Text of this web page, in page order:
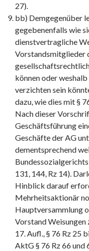
27).
bb) Demgegenüber
gegebenenfalls wie
dienstvertragliche
können oder
verzichten sein
dazu, wie dies mit §
Nach dieser
Geschäftsführung
Geschäfte der AG
dementsprechend
131, 144, Rz 14).
Hinblick darauf
Mehrheitsaktionär
Hauptversammlung
Vorstand Weisungen
17. Aufl., § 76 Rz 25
AktG § 76 Rz 66